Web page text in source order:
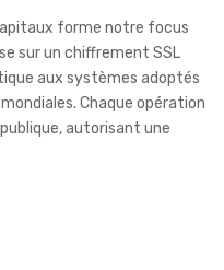
forme notre focus
sur un chiffrement SSL
aux systèmes adoptés
Chaque opération
autorisant une